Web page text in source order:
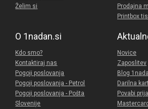
Želim si
Prodajna
Printbox
O 1nadan.si
Kdo smo?
Kontaktiraj nas
Pogoji poslovanja
Pogoji poslovanja - Petrol
Pogoji poslovanja - Pošta
Slovenije
Novice
Zaposlitev
Blog
Darilna
Povabi